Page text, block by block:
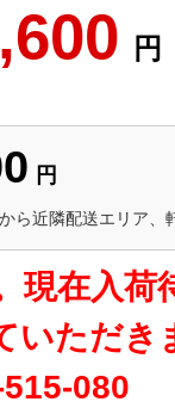
円
円
ら近隣配送エリア、
現在入荷
いただき
080